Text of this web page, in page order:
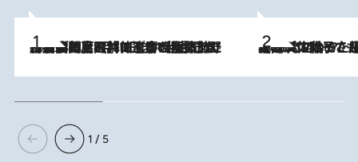
2026.8.8
「最後に見られてよかった」上野動物園の東園パンダ舎が解体前に特別公開。8月16日まで延長されたパネル展と共に辿る“半世紀”のパンダ飼育《解体工事の図面あり》 2026.8.5
【阿川佐和子さんの年とる力】なぜ70代で始めた趣味は“こんなに楽しい”のか？ ピアノ、俳句…スランプに陥っても続けられる“ある秘訣”とは
1 / 5